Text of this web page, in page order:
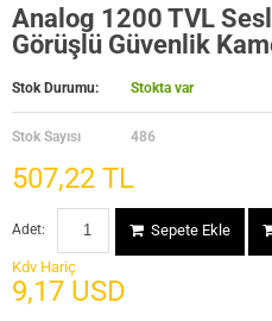
Analog 1200 TVL
Görüşlü Güvenlik
Stok Durumu: Stokta var
Stok Sayısı 486
507,22 TL
Adet: Sepete Ekle
Kdv Hariç
9,17 USD